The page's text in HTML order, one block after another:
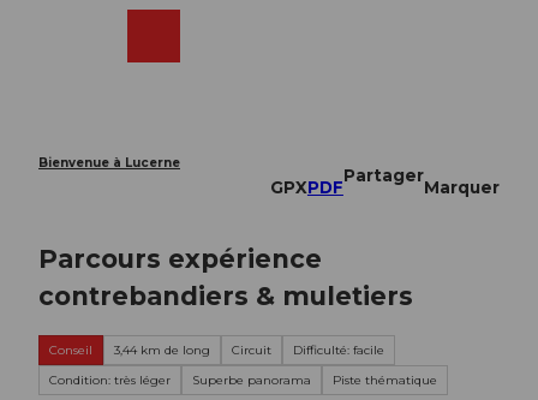
Bienvenue à Lucerne
GPXPDF
Partager
Marquer
Parcours expérience
contrebandiers & muletiers
Conseil 3,44 km de long Circuit
Difficulté: facile
Condition: très léger
Superbe panorama Piste thématique